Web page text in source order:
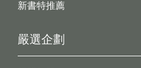
新書特推薦
嚴選企劃